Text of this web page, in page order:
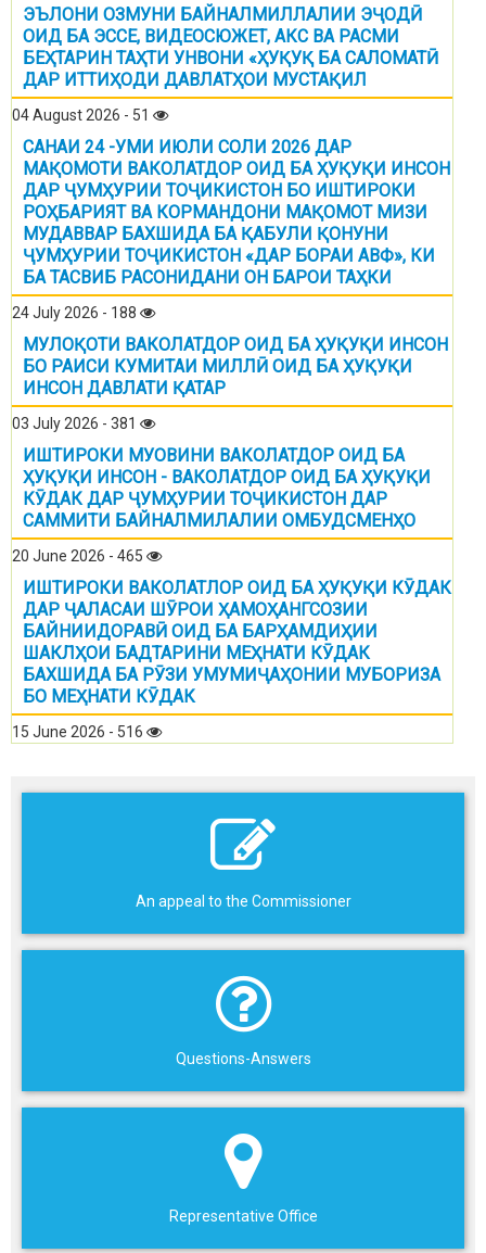
ЭЪЛОНИ ОЗМУНИ БАЙНАЛМИЛЛАЛИИ ЭҶОДӢ
ОИД БА ЭССЕ, ВИДЕОСЮЖЕТ, АКС ВА РАСМИ
БЕҲТАРИН ТАҲТИ УНВОНИ «ҲУҚУҚ БА САЛОМАТӢ
ДАР ИТТИҲОДИ ДАВЛАТҲОИ МУСТАҚИЛ
04 August 2026 - 51
САНАИ 24 -УМИ ИЮЛИ СОЛИ 2026 ДАР
МАҚОМОТИ ВАКОЛАТДОР ОИД БА ҲУҚУҚИ ИНСОН
ДАР ҶУМҲУРИИ ТОҶИКИСТОН БО ИШТИРОКИ
РОҲБАРИЯТ ВА КОРМАНДОНИ МАҚОМОТ МИЗИ
МУДАВВАР БАХШИДА БА ҚАБУЛИ ҚОНУНИ
ҶУМҲУРИИ ТОҶИКИСТОН «ДАР БОРАИ АВФ», КИ
БА ТАСВИБ РАСОНИДАНИ ОН БАРОИ ТАҲКИ
24 July 2026 - 188
МУЛОҚОТИ ВАКОЛАТДОР ОИД БА ҲУҚУҚИ ИНСОН
БО РАИСИ КУМИТАИ МИЛЛӢ ОИД БА ҲУҚУҚИ
ИНСОН ДАВЛАТИ ҚАТАР
03 July 2026 - 381
ИШТИРОКИ МУОВИНИ ВАКОЛАТДОР ОИД БА
ҲУҚУҚИ ИНСОН - ВАКОЛАТДОР ОИД БА ҲУҚУҚИ
КӮДАК ДАР ҶУМҲУРИИ ТОҶИКИСТОН ДАР
САММИТИ БАЙНАЛМИЛАЛИИ ОМБУДСМЕНҲО
20 June 2026 - 465
ИШТИРОКИ ВАКОЛАТЛОР ОИД БА ҲУҚУҚИ КӮДАК
ДАР ҶАЛАСАИ ШӮРОИ ҲАМОҲАНГСОЗИИ
БАЙНИИДОРАВӢ ОИД БА БАРҲАМДИҲИИ
ШАКЛҲОИ БАДТАРИНИ МЕҲНАТИ КӮДАК
БАХШИДА БА РӮЗИ УМУМИҶАҲОНИИ МУБОРИЗА
БО МЕҲНАТИ КӮДАК
15 June 2026 - 516
An appeal to the Commissioner
Questions-Answers
Representative Office